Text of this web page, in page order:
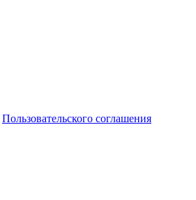
Пользовательского соглашения